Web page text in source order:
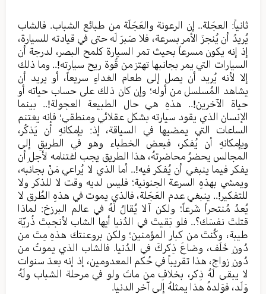
ثانياً: العجَلة.. إن الرعونة والعَجَلَة من طبائع الشباب. فالشاب
يُريدُ أن يُنجزَ الأمر بسرعة، فلا صَبرَ لَه حتى في قيادته للسيارة،
إذ إنه يكون مسرعاً بحيث تمر السيارة كلمح البصر، لدرجة أن
السيارات التي يمر بجانبها تهتز من قُوة ريح سيارته!.. وما ذلك
إلا لأنه يُريد أن يصل إلى طعام الغداءِ سريعاً، أو يريد أن
يشاهد المُسلسل من أوله؛ وإن كان ذلك على حساب حياته أو
حياة الآخرين!.. هذهِ هي حال الطبيعة العجولة!.. بينما
الإنسان الذي يقود سيارته بشكل عقلائي ومنطقي؛ فإنه يغتنم
الساعات التي يمضيها في السياقة، إذ: بإمكانهِ أن يَذكُر،
وبإمكانهِ أن يُفكر، فبعض الخطباء وهو في الطريقِ إلى
المجالس يحضرُ محاضرتهُ، هذا الطريق يجب اغتنامه لأجلِ أن
يفكر فيما ينبغي أن يُفكر فيه!.. أما الذي لا يُراعي مَنْ بجانبه،
ويمشي بهذهِ السرعة الجنونية؛ فليس لديه وقت لا للذكر ولا
للتفكير!.. ينبغي عدم العَجَلة، فالذي يموت في هذهِ الطُرق لا
يُعدُ مُنتحراً شَرعاً؛ ولكن آلا يُقالُ لَهُ في عالم البرزخ: لماذا
قتلتَ نفسَك؟.. فلو بَقيتَ في الدُنيا أيها الشاب لأنجبتَ ذُريّة
طيبة، وكُنتَ من كبار المؤمنين؛ ولكن بروعنتك هذهِ مِتَ من
دُونِ خَلَف، وضاعَ ذِكركَ في الدُنيا. فالشاب الذي يموتُ من
دُونِ زواج، هذا تقريباً في حُكم المعدومين، إذ إنه بعدَ سنوات
لا يبقى لَهُ ذِكر، بخلافِ من ماتَ ولو في مرحلة الشباب ولَهُ
وَلَد، فوَلدهُ هذا يمثلهُ إلى آخر الدنيا.